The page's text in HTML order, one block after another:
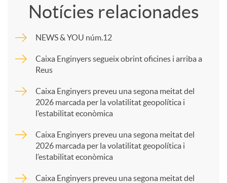
p
a
Notícies relacionades
NEWS & YOU núm.12
Caixa Enginyers segueix obrint oficines i arriba a
Reus
Caixa Enginyers preveu una segona meitat del
2026 marcada per la volatilitat geopolítica i
l’estabilitat econòmica
Caixa Enginyers preveu una segona meitat del
2026 marcada per la volatilitat geopolítica i
l’estabilitat econòmica
Caixa Enginyers preveu una segona meitat del